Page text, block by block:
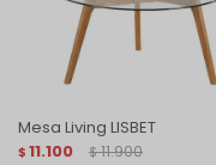
Mesa Living LISBET
$ 11.100 $ 11.900